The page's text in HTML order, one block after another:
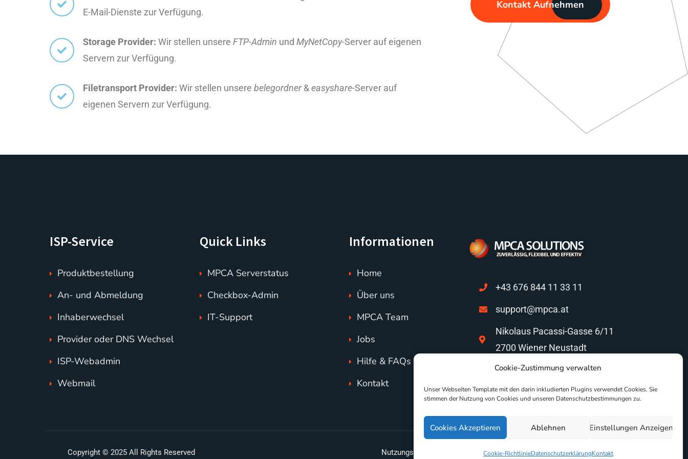
Cookie-Zustimmung verwalten
Unser Webseiten Template mit den darin inkludierten Plugins verwendet Cookies. Sie
stimmen der Nutzung von Cookies und unseren Datenschutzbestimmungen zu.
Cookies Akzeptieren Ablehnen Einstellungen Anzeigen
Cookie-RichtlinieDatenschutzerklärungKontakt
E-Mail-Dienste zur Verfügung.
Storage Provider: Wir stellen unsereFTP-Admin undMyNetCopy-Server auf eigenen
Servern zur Verfügung.
Filetransport Provider: Wir stellen unserebelegordner&easyshare-Server auf
eigenen Servern zur Verfügung.
Kontakt Aufnehmen
ISP-Service
Produktbestellung
An- und Abmeldung
Inhaberwechsel
Provider oder DNS Wechsel
ISP-Webadmin
Webmail
Quick Links
MPCA Serverstatus
Checkbox-Admin
IT-Support
Informationen
Home
Über uns
MPCA Team
Jobs
Hilfe & FAQs
Kontakt
+43 676 844 11 33 11
support@mpca.at
Nikolaus Pacassi-Gasse 6/11
2700 Wiener Neustadt
Dr. Fuchsgasse 4/5/10
2000 Stockerau
Copyright © 2025 All Rights Reserved Nutzungsbedingungen Disclaimer|Datenschutz|AGB´s|Impressum